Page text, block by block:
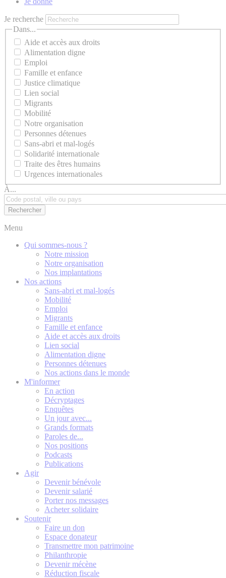
Je recherche
Dans...
Aide et accès aux droits
Alimentation digne
Emploi
Famille et enfance
Justice climatique
Lien social
Migrants
Mobilité
Notre organisation
Personnes détenues
Sans-abri et mal-logés
Solidarité internationale
Traite des êtres humains
Urgences internationales
À...
Menu
Qui sommes-nous ?
Notre mission
Notre organisation
Nos implantations
Nos actions
Sans-abri et mal-logés
Mobilité
Emploi
Migrants
Famille et enfance
Aide et accès aux droits
Lien social
Alimentation digne
Personnes détenues
Nos actions dans le monde
M'informer
En action
Décryptages
Enquêtes
Un jour avec...
Grands formats
Paroles de...
Nos positions
Podcasts
Publications
Agir
Devenir bénévole
Devenir salarié
Porter nos messages
Acheter solidaire
Soutenir
Faire un don
Espace donateur
Transmettre mon patrimoine
Philanthropie
Devenir mécène
Réduction fiscale